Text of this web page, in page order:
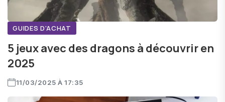
GUIDES D'ACHAT
5 jeux avec des dragons à découvrir en
2025
11/03/2025 À 17:35